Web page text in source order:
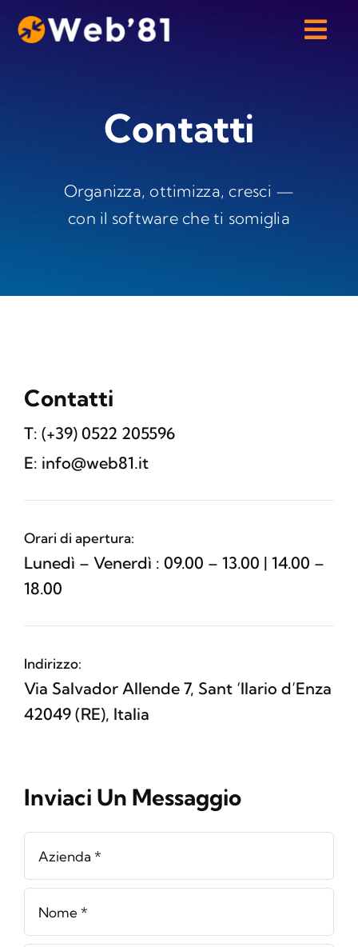
Contatti
Organizza, ottimizza, cresci —
con il software che ti somiglia
Contatti
T: (+39) 0522 205596‬
E: info@web81.it
Orari di apertura:
Lunedì – Venerdì : 09.00 – 13.00 | 14.00 –
18.00
Indirizzo:
Via Salvador Allende 7, Sant ‘Ilario d’Enza
42049 (RE), Italia
Inviaci Un Messaggio